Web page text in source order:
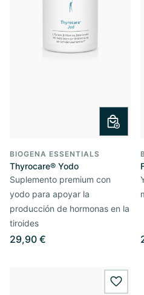
BIOGENA ESSENTIALS
Thyrocare® Yodo
Suplemento premium con
yodo para apoyar la
producción de hormonas en la
tiroides
29,90 €